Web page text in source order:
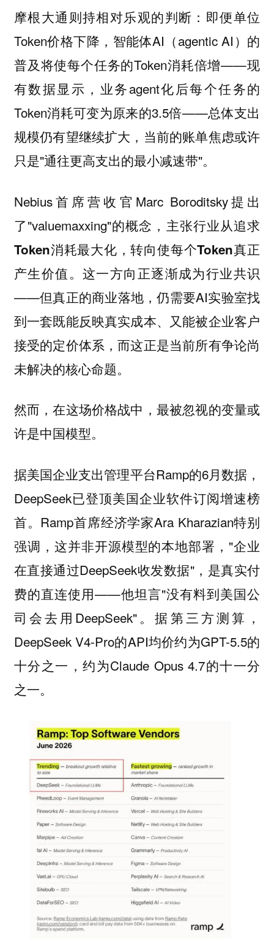
摩根大通则持相对乐观的判断：即便单位
Token价格下降，智能体AI（agentic AI）的
普及将使每个任务的Token消耗倍增——现
有数据显示，业务agent化后每个任务的
Token消耗可变为原来的3.5倍——总体支出
规模仍有望继续扩大，当前的账单焦虑或许
只是"通往更高支出的最小减速带"。
Nebius首席营收官Marc Boroditsky提出
了"valuemaxxing"的概念， 主张行业从追求
Token消耗最大化，转向使每个Token真正
产生价值。这一方向正逐渐成为行业共识
——但真正的商业落地，仍需要AI实验室找
到一套既能反映真实成本、又能被企业客户
接受的定价体系，而这正是当前所有争论尚
未解决的核心命题。
然而，在这场价格战中，最被忽视的变量或
许是中国模型。
据美国企业支出管理平台Ramp的6月数据，
DeepSeek已登顶美国企业软件订阅增速榜
首。Ramp首席经济学家Ara Kharazian特别
强调，这并非开源模型的本地部署，"企业
在直接通过DeepSeek收发数据"，是真实付
费的直连使用——他坦言"没有料到美国公
司会去用DeepSeek"。据第三方测算，
DeepSeek V4-Pro的API均价约为GPT-5.5的
十分之一，约为Claude Opus 4.7的十一分
之一。